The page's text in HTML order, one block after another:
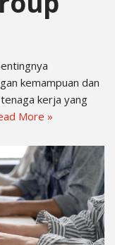
kemampuan dan
kerja yang
More »